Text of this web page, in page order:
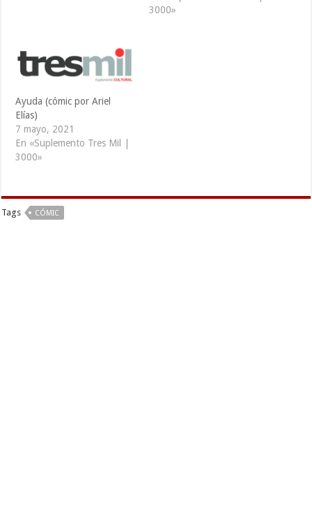
3000»
Ayuda (cómic por Ariel
Elías)
7 mayo, 2021
En «Suplemento Tres Mil |
3000»
Tags CÓMIC